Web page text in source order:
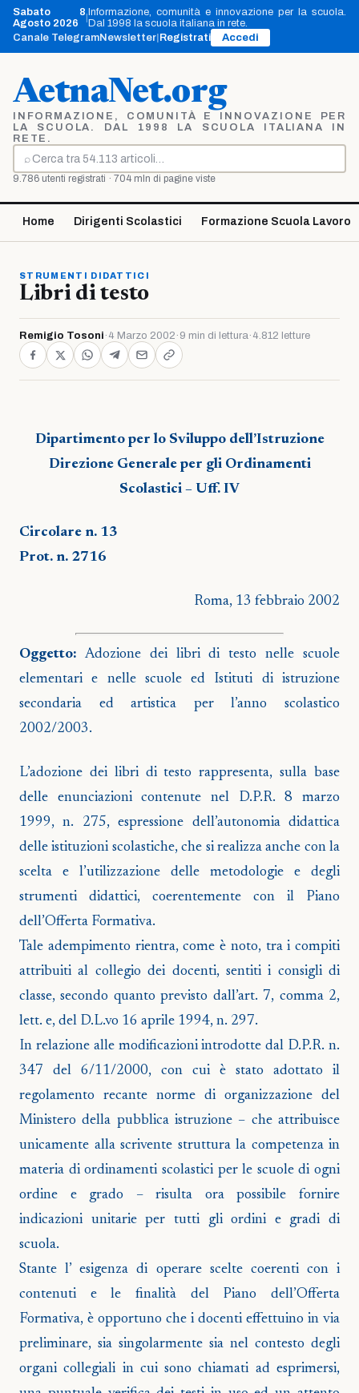
Vai
contenuto
Sabato 8
Agosto 2026
Informazione, comunità e innovazione per la scuola.
Dal 1998 la scuola italiana in rete.
Canale TelegramNewsletter Registrati Accedi
AetnaNet.org
INFORMAZIONE, COMUNITÀ E INNOVAZIONE PER
LA SCUOLA. DAL 1998 LA SCUOLA ITALIANA IN
RETE.
⌕
Cerca
9.786 utenti registrati · 704 mln di pagine viste
Home Dirigenti Scolastici Formazione Scuola Lavoro
STRUMENTI DIDATTICI
Libri di testo
Remigio Tosoni · 4 Marzo 2002 · 9 min di lettura· 4.812 letture
Dipartimento per lo Sviluppo dell’Istruzione
Direzione Generale per gli Ordinamenti
Scolastici – Uff. IV
Circolare n. 13
Prot. n. 2716
Roma, 13 febbraio 2002
Oggetto: Adozione dei libri di testo nelle scuole
elementari e nelle scuole ed Istituti di istruzione
secondaria ed artistica per l’anno scolastico
2002/2003.
L’adozione dei libri di testo rappresenta, sulla base
delle enunciazioni contenute nel D.P.R. 8 marzo
1999, n. 275, espressione dell’autonomia didattica
delle istituzioni scolastiche, che si realizza anche con la
scelta e l’utilizzazione delle metodologie e degli
strumenti didattici, coerentemente con il Piano
dell’Offerta Formativa.
Tale adempimento rientra, come è noto, tra i compiti
attribuiti al collegio dei docenti, sentiti i consigli di
classe, secondo quanto previsto dall’art. 7, comma 2,
lett. e, del D.L.vo 16 aprile 1994, n. 297.
In relazione alle modificazioni introdotte dal D.P.R. n.
347 del 6/11/2000, con cui è stato adottato il
regolamento recante norme di organizzazione del
Ministero della pubblica istruzione – che attribuisce
unicamente alla scrivente struttura la competenza in
materia di ordinamenti scolastici per le scuole di ogni
ordine e grado – risulta ora possibile fornire
indicazioni unitarie per tutti gli ordini e gradi di
scuola.
Stante l’ esigenza di operare scelte coerenti con i
contenuti e le finalità del Piano dell’Offerta
Formativa, è opportuno che i docenti effettuino in via
preliminare, sia singolarmente sia nel contesto degli
organi collegiali in cui sono chiamati ad esprimersi,